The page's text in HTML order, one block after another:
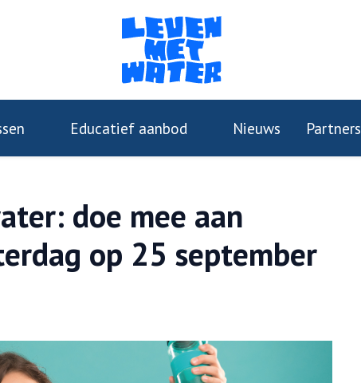
Educatief aanbod Nieuws Partners
doe mee aan
op 25 september